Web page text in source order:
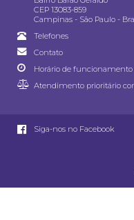
CEP 13083-859
Campinas - São Paulo -
Telefones
Contato
Horário de funcionamento
Atendimento prioritário
Siga-nos no Facebook